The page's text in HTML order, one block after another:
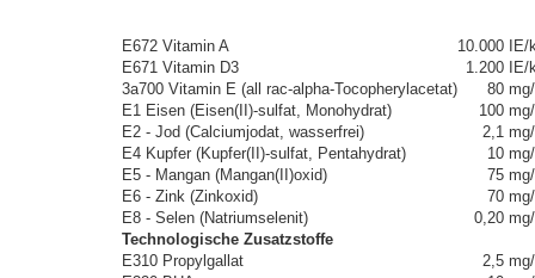
E672 Vitamin A 10.000
IE/
E671 Vitamin D3
1.200
IE/
3a700 Vitamin E (all rac-alpha-Tocopherylacetat)
80
E1 Eisen (Eisen(II)-sulfat, Monohydrat)
100
E2 - Jod (Calciumjodat, wasserfrei)
2,1
E4 Kupfer (Kupfer(II)-sulfat, Pentahydrat)
10
E5 - Mangan (Mangan(II)oxid)
75
E6 - Zink (Zinkoxid)
70
E8 - Selen (Natriumselenit)
0,20
Technologische Zusatzstoffe
E310 Propylgallat
2,5